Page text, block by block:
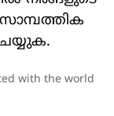
with the world